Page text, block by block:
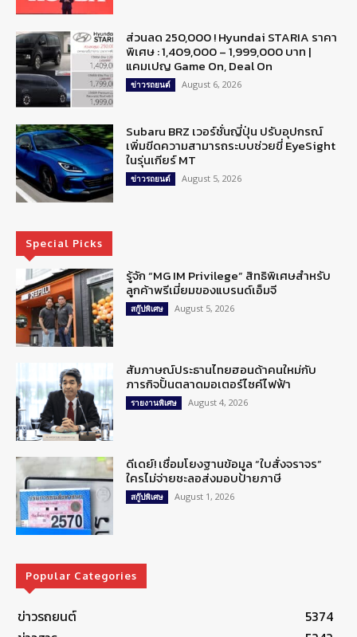
ส่วนลด 250,000 ! Hyundai STARIA ราคา
พิเศษ : 1,409,000 – 1,999,000 บาท |
แคมเปญ Game On, Deal On
ข่าวรถยนต์ August 6, 2026
Subaru BRZ เวอร์ชั่นญี่ปุ่น ปรับอุปกรณ์
เพิ่มขีดความสามารถระบบช่วยขี่ EyeSight
ในรุ่นเกียร์ MT
ข่าวรถยนต์ August 5, 2026
Special Picks
รู้จัก “MG IM Privilege” สิทธิพิเศษสำหรับ
ลูกค้าพรีเมี่ยมของแบรนด์เอ็มจี
สกู๊ปพิเศษ August 5, 2026
สัมภาษณ์ประธานไทยฮอนด้าคนใหม่กับ
ภารกิจปั้นตลาดมอเตอร์ไซค์ไฟฟ้า
รายงานพิเศษ August 4, 2026
ดีเดย์! เชื่อมโยงฐานข้อมูล “ใบสั่งจราจร”
ใครไม่จ่ายชะลอส่งมอบป้ายภาษี
สกู๊ปพิเศษ August 1, 2026
Popular Categories
ข่าวรถยนต์
5374